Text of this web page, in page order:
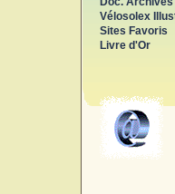
Vélosolex
Sites Favoris
Livre d'Or